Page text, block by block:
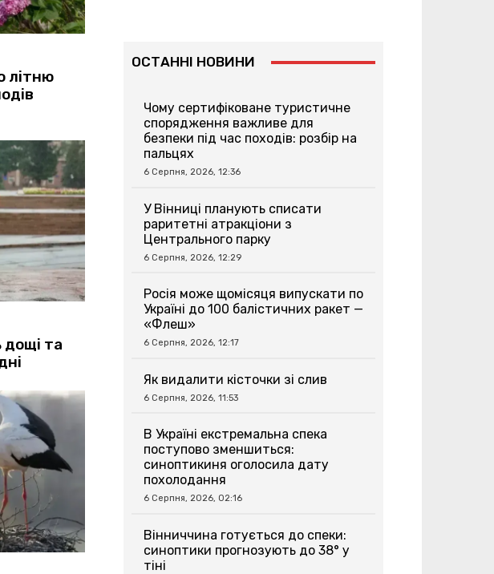
літню
та
ОСТАННІ НОВИНИ
Чому сертифіковане туристичне
спорядження важливе для
безпеки під час походів: розбір на
пальцях
6 Серпня, 2026, 12:36
У Вінниці планують списати
раритетні атракціони з
Центрального парку
6 Серпня, 2026, 12:29
Росія може щомісяця випускати по
Україні до 100 балістичних ракет —
«Флеш»
6 Серпня, 2026, 12:17
Як видалити кісточки зі слив
6 Серпня, 2026, 11:53
В Україні екстремальна спека
поступово зменшиться:
синоптикиня оголосила дату
похолодання
6 Серпня, 2026, 02:16
Вінниччина готується до спеки:
синоптики прогнозують до 38° у
тіні